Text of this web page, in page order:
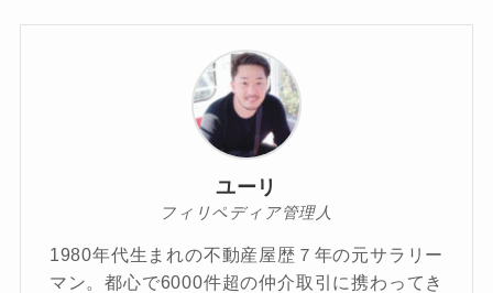
ユーリ
フィリペディア管理人
1980年代生まれの不動産屋歴７年の元サラリー
マン。都心で6000件超の仲介取引に携わってき